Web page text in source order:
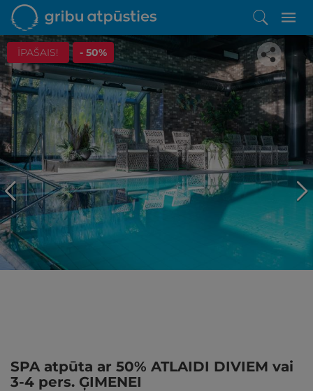
ĪPAŠAIS! - 50%
Iepatikās šis piedāvājums?
Līdz brīnišķīgai atpūtai atlikuši tikai daži soļi
PĒRKU
SPA atpūta ar 50% ATLAIDI DIVIEM vai
3-4 pers. ĢIMENEI